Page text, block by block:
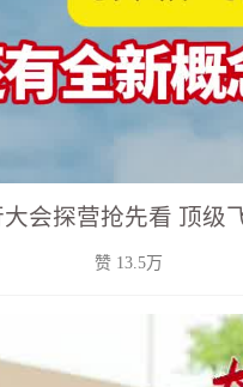
大会探营抢先看 顶级
赞 13.5万